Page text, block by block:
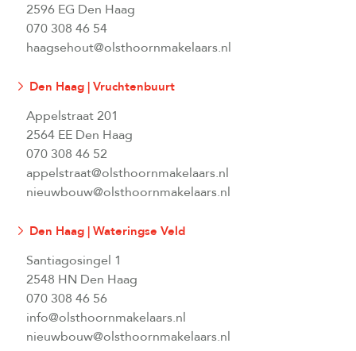
2596 EG Den Haag
070 308 46 54
haagsehout@olsthoornmakelaars.nl
Den Haag | Vruchtenbuurt
Appelstraat 201
2564 EE Den Haag
070 308 46 52
appelstraat@olsthoornmakelaars.nl
nieuwbouw@olsthoornmakelaars.nl
Den Haag | Wateringse Veld
Santiagosingel 1
2548 HN Den Haag
070 308 46 56
info@olsthoornmakelaars.nl
nieuwbouw@olsthoornmakelaars.nl